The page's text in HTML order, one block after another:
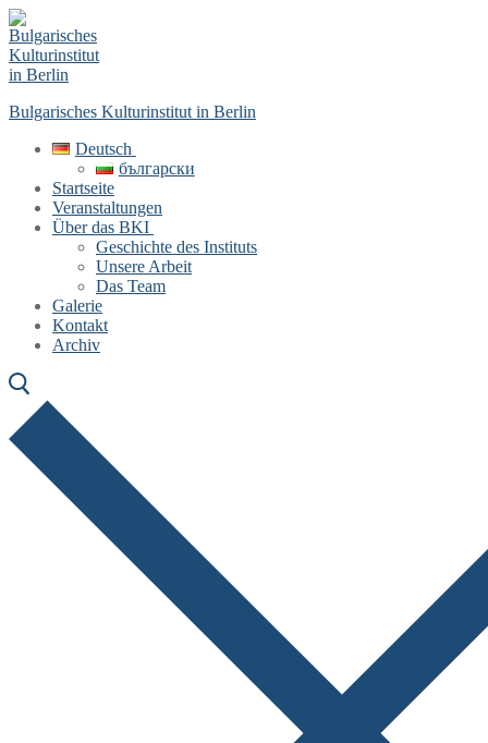
Skip
to
content
Menu
Close
Bulgarisches Kulturinstitut in Berlin
Deutsch
български
Startseite
Veranstaltungen
Über das BKI
Geschichte des Instituts
Unsere Arbeit
Das Team
Galerie
Kontakt
Archiv